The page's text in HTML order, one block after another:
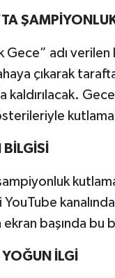
adı verilen
çıkarak
kaldırılacak.
YouTube
başında bu
YOĞUN İLGİ